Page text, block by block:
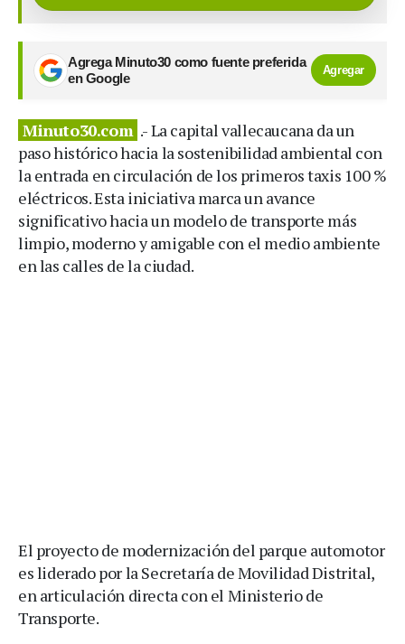
Agrega Minuto30 como fuente preferida
en Google
Agregar
Minuto30.com .- La capital vallecaucana da un
paso histórico hacia la sostenibilidad ambiental con
la entrada en circulación de los primeros taxis 100 %
eléctricos. Esta iniciativa marca un avance
significativo hacia un modelo de transporte más
limpio, moderno y amigable con el medio ambiente
en las calles de la ciudad.
El proyecto de modernización del parque automotor
es liderado por la Secretaría de Movilidad Distrital,
en articulación directa con el Ministerio de
Transporte.